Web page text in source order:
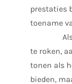
prestaties
toename
Als u
te roken,
tonen als
bieden,